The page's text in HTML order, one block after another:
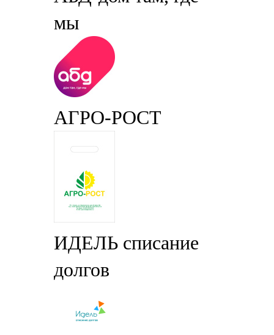
мы
АГРО-РОСТ
ИДЕЛЬ списание
долгов